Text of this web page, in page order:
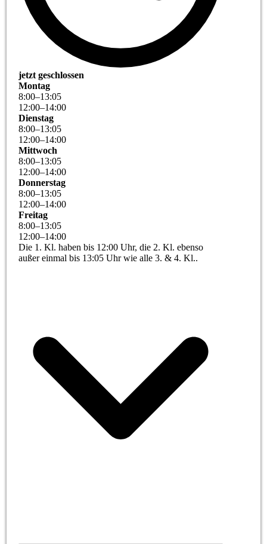
jetzt geschlossen
Montag
8:00–13:05
12:00–14:00
Dienstag
8:00–13:05
12:00–14:00
Mittwoch
8:00–13:05
12:00–14:00
Donnerstag
8:00–13:05
12:00–14:00
Freitag
8:00–13:05
12:00–14:00
Die 1. Kl. haben bis 12:00 Uhr, die 2. Kl. ebenso
außer einmal bis 13:05 Uhr wie alle 3. & 4. Kl..